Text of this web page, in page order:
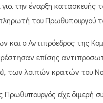
την έναρξη
του Πρωθυπουργού
και ο Αντιπρόεδρος της
επίσης
των λοιπών κρατών του
Πρωθυπουργός είχε διμερή